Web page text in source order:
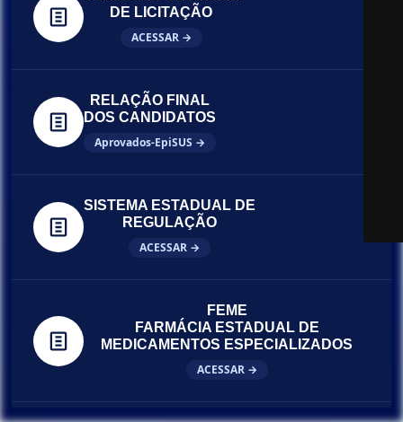
DE LICITAÇÃO
ACESSAR →
RELAÇÃO FINAL
DOS CANDIDATOS
Aprovados-EpiSUS →
SISTEMA ESTADUAL DE
REGULAÇÃO
ACESSAR →
FEME
FARMÁCIA ESTADUAL DE
MEDICAMENTOS ESPECIALIZADOS
ACESSAR →